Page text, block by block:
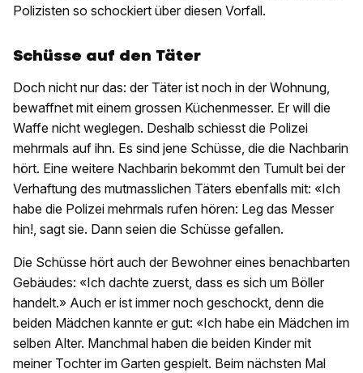
Polizisten so schockiert über diesen Vorfall.
Schüsse auf den Täter
Doch nicht nur das: der Täter ist noch in der Wohnung,
bewaffnet mit einem grossen Küchenmesser. Er will die
Waffe nicht weglegen. Deshalb schiesst die Polizei
mehrmals auf ihn. Es sind jene Schüsse, die die Nachbarin
hört. Eine weitere Nachbarin bekommt den Tumult bei der
Verhaftung des mutmasslichen Täters ebenfalls mit: «Ich
habe die Polizei mehrmals rufen hören: Leg das Messer
hin!, sagt sie. Dann seien die Schüsse gefallen.
Die Schüsse hört auch der Bewohner eines benachbarten
Gebäudes: «Ich dachte zuerst, dass es sich um Böller
handelt.» Auch er ist immer noch geschockt, denn die
beiden Mädchen kannte er gut: «Ich habe ein Mädchen im
selben Alter. Manchmal haben die beiden Kinder mit
meiner Tochter im Garten gespielt. Beim nächsten Mal